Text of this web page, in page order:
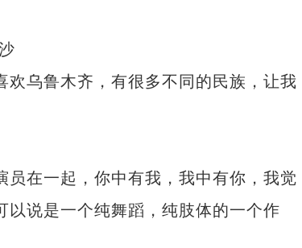
乌鲁木齐，有很多不同的民族，让我
在一起，你中有我，我中有你，我觉
说是一个纯舞蹈，纯肢体的一个作